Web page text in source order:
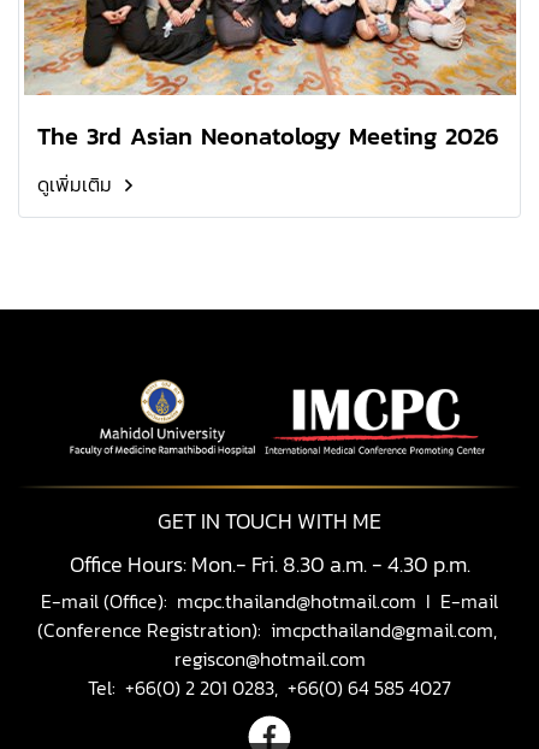
The 3rd Asian Neonatology Meeting 2026
ดูเพิ่มเติม
GET IN TOUCH WITH ME
Office Hours: Mon.- Fri. 8.30 a.m. - 4.30 p.m.
E-mail (Office): mcpc.thailand@hotmail.com I E-mail
(Conference Registration): imcpcthailand@gmail.com,
regiscon@hotmail.com
Tel: +66(0) 2 201 0283, +66(0) 64 585 4027